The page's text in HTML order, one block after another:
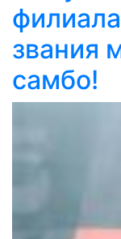
звания
самбо!